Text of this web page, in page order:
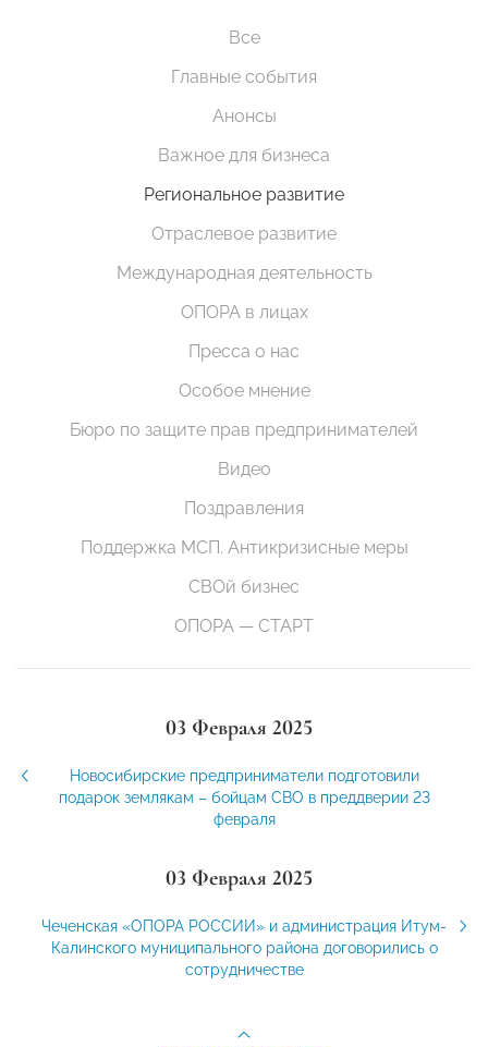
Все
Главные события
Анонсы
Важное для бизнеса
Региональное развитие
Отраслевое развитие
Международная деятельность
ОПОРА в лицах
Пресса о нас
Особое мнение
Бюро по защите прав предпринимателей
Видео
Поздравления
Поддержка МСП. Антикризисные меры
СВОй бизнес
ОПОРА — СТАРТ
03 Февраля 2025
Новосибирские предприниматели подготовили
подарок землякам – бойцам СВО в преддверии 23
февраля
03 Февраля 2025
Чеченская «ОПОРА РОССИИ» и администрация Итум-
Калинского муниципального района договорились о
сотрудничестве